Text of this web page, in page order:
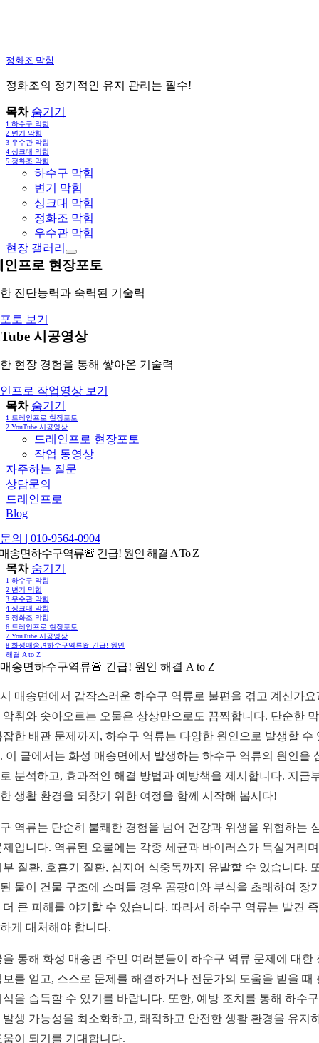
정화조 막힘
정화조의 정기적인 유지 관리는 필수!
목차 숨기기
1 하수구 막힘
2 변기 막힘
3 우수관 막힘
4 싱크대 막힘
5 정화조 막힘
하수구 막힘
변기 막힘
싱크대 막힘
정화조 막힘
우수관 막힘
현장 갤러리
인프로 현장포토
진단능력과 숙력된 기술력
토 보기
시공영상
현장 경험을 통해 쌓아온 기술력
프로 작업영상 보기
목차 숨기기
1 드레인프로 현장포토
2 YouTube 시공영상
드레인프로 현장포토
작업 동영상
자주하는 질문
상담문의
드레인프로
Blog
의 | 010-9564-0904
송면하수구역류🚨 긴급! 원인 해결 A To Z
목차 숨기기
1 하수구 막힘
2 변기 막힘
3 우수관 막힘
4 싱크대 막힘
5 정화조 막힘
6 드레인프로 현장포토
7 YouTube 시공영상
8 화성매송면하수구역류🚨 긴급! 원인
해결 A to Z
송면하수구역류🚨 긴급! 원인 해결 A to Z
매송면에서 갑작스러운 하수구 역류로 불편을 겪고 계신가요
악취와 솟아오르는 오물은 상상만으로도 끔찍합니다. 단순한
잡한 배관 문제까지, 하수구 역류는 다양한 원인으로 발생할 수
이 글에서는 화성 매송면에서 발생하는 하수구 역류의 원인을
분석하고, 효과적인 해결 방법과 예방책을 제시합니다. 지금
생활 환경을 되찾기 위한 여정을 함께 시작해 봅시다!
역류는 단순히 불쾌한 경험을 넘어 건강과 위생을 위협하는
제입니다. 역류된 오물에는 각종 세균과 바이러스가 득실거리
부 질환, 호흡기 질환, 심지어 식중독까지 유발할 수 있습니다.
물이 건물 구조에 스며들 경우 곰팡이와 부식을 초래하여 장
더 큰 피해를 야기할 수 있습니다. 따라서 하수구 역류는 발견
게 대처해야 합니다.
을 통해 화성 매송면 주민 여러분들이 하수구 역류 문제에 대한
보를 얻고, 스스로 문제를 해결하거나 전문가의 도움을 받을 때
식을 습득할 수 있기를 바랍니다. 또한, 예방 조치를 통해 하수
발생 가능성을 최소화하고, 쾌적하고 안전한 생활 환경을 유지
움이 되기를 기대합니다.